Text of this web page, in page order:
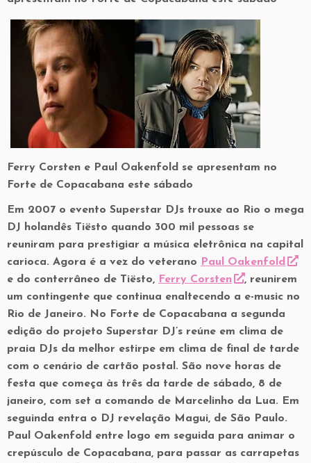
Ferry Corsten e Paul Oakenfold se apresentam no
Forte de Copacabana este sábado
Em 2007 o evento Superstar DJs trouxe ao Rio o mega
DJ holandês Tiësto quando 300 mil pessoas se
reuniram para prestigiar a música eletrônica na capital
carioca. Agora é a vez do veterano
Paul Oakenfold
e do conterrâneo de Tiësto, Ferry Corsten
, reunirem
um contingente que continua enaltecendo a e-music no
Rio de Janeiro. No Forte de Copacabana a segunda
edição do projeto Superstar DJ’s reúne em clima de
praia DJs da melhor estirpe em clima de final de tarde
com o cenário de cartão postal. São nove horas de
festa que começa às três da tarde de sábado, 8 de
janeiro, com set a comando de Marcelinho da Lua. Em
seguinda entra o DJ revelação Magui, de São Paulo.
Paul Oakenfold entre logo em seguida para animar o
crepúsculo de Copacabana, para passar as carrapetas